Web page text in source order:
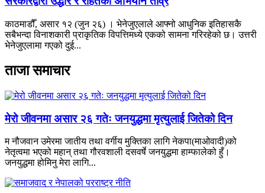
काठमाडौँ, असार १२ (जुन २६) । भेनेजुएलाले आफ्नो आधुनिक इतिहासकै
सबैभन्दा विनाशकारी प्राकृतिक विपत्तिमध्ये एकको सामना गरिरहेको छ। उत्तरी
भेनेजुएलामा गएको दुई...
ताजा समाचार
मेरो जीवनमा असार २६ गतेः जनयुद्धमा मृत्युलाई जितेको दिन
म नौजवान उमेरमा जातीय तथा वर्गीय मुक्तिका लागि नेकपा(माओवादी)को
नेतृत्वमा भएको महान् तथा गौरवशाली दसवर्षे जनयुद्धमा हाम्फालेको हुँ।
जनयुद्धमा होमिनु मेरा लागि...